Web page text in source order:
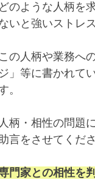
どのような人柄を
いと強いストレ
この人柄や業務へ
ジ」等に書かれて
。
人柄・相性の問題
言をさせてくださ
門家との相性を